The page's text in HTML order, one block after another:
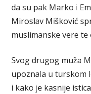
da su pak Marko i
Miroslav Mišković
muslimanske vere te
Svog drugog muža
upoznala u turskom
i kako je kasnije